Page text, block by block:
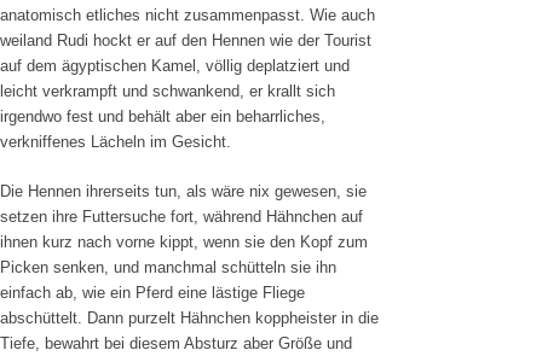
anatomisch etliches nicht zusammenpasst. Wie auch
weiland Rudi hockt er auf den Hennen wie der Tourist
auf dem ägyptischen Kamel, völlig deplatziert und
leicht verkrampft und schwankend, er krallt sich
irgendwo fest und behält aber ein beharrliches,
verkniffenes Lächeln im Gesicht.
Die Hennen ihrerseits tun, als wäre nix gewesen, sie
setzen ihre Futtersuche fort, während Hähnchen auf
ihnen kurz nach vorne kippt, wenn sie den Kopf zum
Picken senken, und manchmal schütteln sie ihn
einfach ab, wie ein Pferd eine lästige Fliege
abschüttelt. Dann purzelt Hähnchen koppheister in die
Tiefe, bewahrt bei diesem Absturz aber Größe und